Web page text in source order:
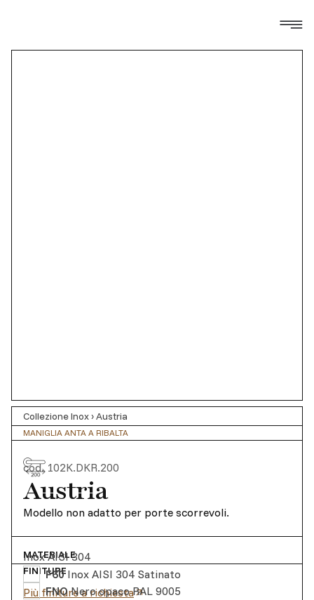
Collezione Inox›Austria
MANIGLIA ANTA A RIBALTA
cod. 102K.DKR.200
Austria
Modello non adatto per porte scorrevoli.
MATERIALE
Inox AISI 304
FINITURE
F60 Inox AISI 304 Satinato
FNO Nero opaco RAL 9005
Più finiture a richiesta